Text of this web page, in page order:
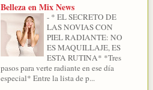
Belleza en Mix News
- * EL SECRETO DE
LAS NOVIAS CON
PIEL RADIANTE: NO
ES MAQUILLAJE, ES
ESTA RUTINA* *Tres
pasos para verte radiante en ese día
especial* Entre la lista de p...